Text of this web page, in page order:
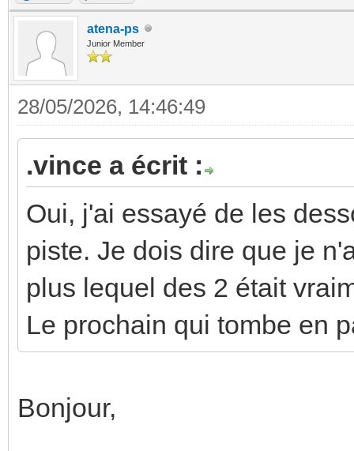
atena-ps
Junior Member
28/05/2026, 14:46:49
.vince a écrit :
Oui, j'ai essayé de les
piste. Je dois dire que je
plus lequel des 2 était
Le prochain qui tombe en
Bonjour,